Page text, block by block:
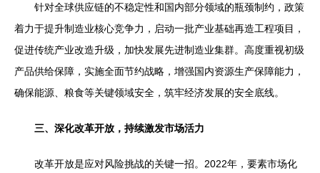
针对全球供应链的不稳定性和国内部分领域的瓶颈制约，政策
着力于提升制造业核心竞争力，启动一批产业基础再造工程项目，
促进传统产业改造升级，加快发展先进制造业集群。高度重视初级
产品供给保障，实施全面节约战略，增强国内资源生产保障能力，
确保能源、粮食等关键领域安全，筑牢经济发展的安全底线。
三、深化改革开放，持续激发市场活力
改革开放是应对风险挑战的关键一招。2022年，要素市场化